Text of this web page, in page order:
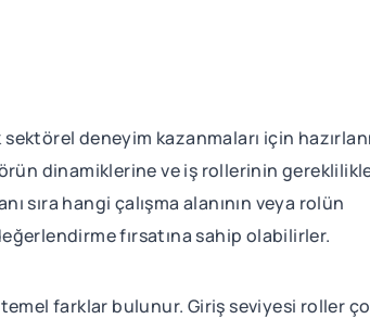
deneyim kazanmaları için
dinamiklerine ve iş rollerinin
sıra hangi çalışma alanının veya rolün
fırsatına sahip olabilirler.
farklar bulunur. Giriş seviyesi roller